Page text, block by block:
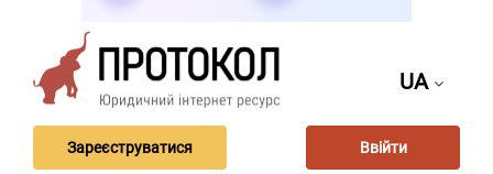
UA
Зареєструватися Ввійти